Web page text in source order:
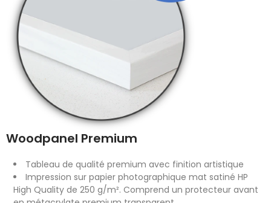
Woodpanel Premium
Tableau de qualité premium avec finition artistique
Impression sur papier photographique mat satiné HP
High Quality de 250 g/m². Comprend un protecteur avant